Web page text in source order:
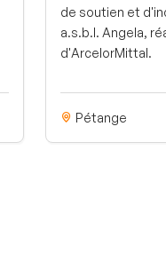
de soutien et
a.s.b.l. Angela,
d'ArcelorMittal.
Pétange